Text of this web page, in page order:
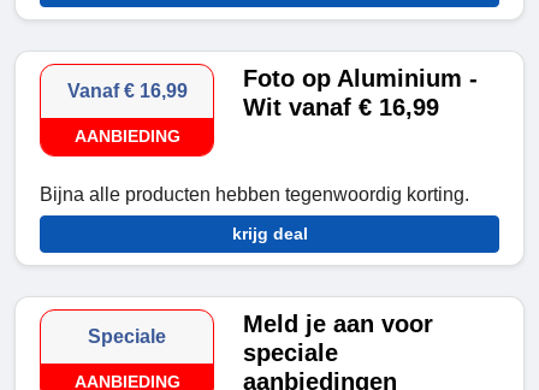
Vanaf € 16,99
AANBIEDING
Foto op Aluminium -
Wit vanaf € 16,99
Bijna alle producten hebben tegenwoordig korting.
krijg deal
Speciale
AANBIEDING
Meld je aan voor
speciale
aanbiedingen